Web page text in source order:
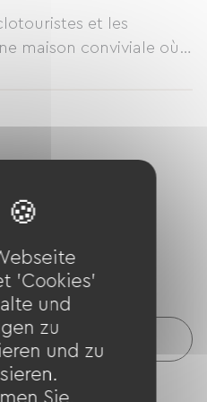
et les
maison conviviale où
1 pour 2
3 personnes.
à vélo
au confort : une
repos et la tranquillité
WLAN
E-Bike-Akkus, GPS-
'Cookies'
und
zu
und zu
Sie,